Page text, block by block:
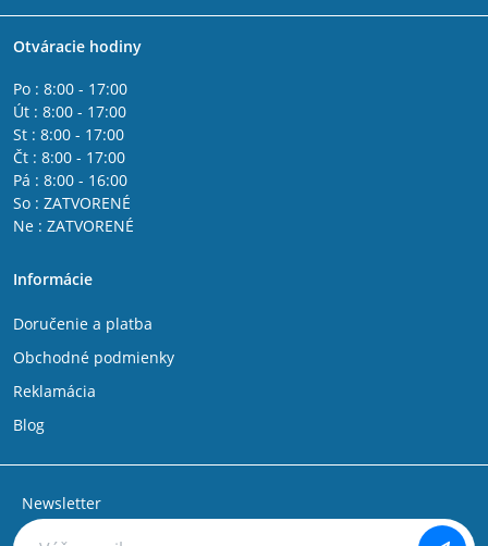
Otváracie hodiny
Po : 8:00 - 17:00
Út : 8:00 - 17:00
St : 8:00 - 17:00
Čt : 8:00 - 17:00
Pá : 8:00 - 16:00
So : ZATVORENÉ
Ne : ZATVORENÉ
Informácie
Doručenie a platba
Obchodné podmienky
Reklamácia
Blog
Newsletter